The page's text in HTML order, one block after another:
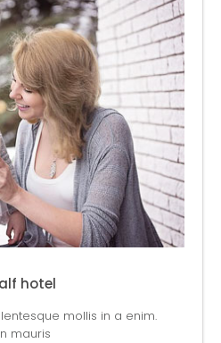
hotel
mollis in a enim.
mauris